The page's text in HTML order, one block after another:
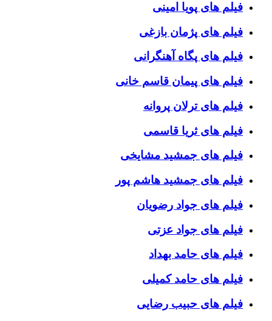
فیلم های پویا امینی
فیلم های پژمان بازغی
فیلم های پگاه آهنگرانی
فیلم های پیمان قاسم خانی
فیلم های ترلان پروانه
فیلم های ثریا قاسمی
فیلم های جمشید مشایخی
فیلم های جمشید هاشم پور
فیلم های جواد رضویان
فیلم های جواد عزتی
فیلم های حامد بهداد
فیلم های حامد کمیلی
فیلم های حبیب رضایی